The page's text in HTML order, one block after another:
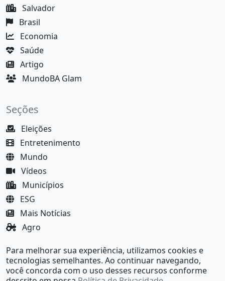
Salvador
Brasil
Economia
Saúde
Artigo
MundoBA Glam
Seções
Eleições
Entretenimento
Mundo
Vídeos
Municípios
ESG
Mais Notícias
Agro
MundoBA Black
Para melhorar sua experiência, utilizamos cookies e
tecnologias semelhantes. Ao continuar navegando,
você concorda com o uso desses recursos conforme